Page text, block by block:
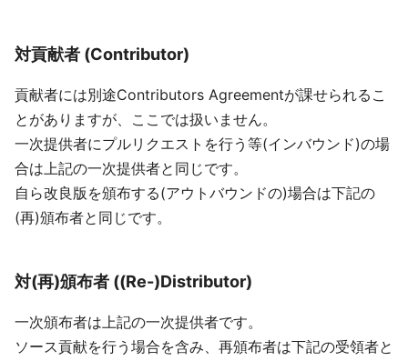
対貢献者 (Contributor)
貢献者には別途Contributors Agreementが課せられるこ
とがありますが、ここでは扱いません。
一次提供者にプルリクエストを行う等(インバウンド)の場
合は上記の一次提供者と同じです。
自ら改良版を頒布する(アウトバウンドの)場合は下記の
(再)頒布者と同じです。
対(再)頒布者 ((Re-)Distributor)
一次頒布者は上記の一次提供者です。
ソース貢献を行う場合を含み、再頒布者は下記の受領者と